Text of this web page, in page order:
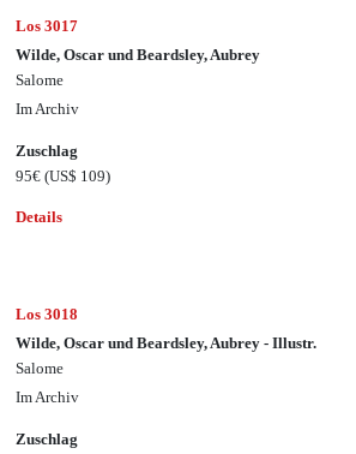
Los 3017
Wilde, Oscar und Beardsley, Aubrey
Salome
Im Archiv
Zuschlag
95€(US$ 109)
Details
Los 3018
Wilde, Oscar und Beardsley, Aubrey - Illustr.
Salome
Im Archiv
Zuschlag